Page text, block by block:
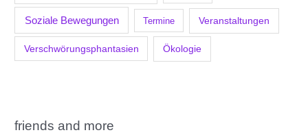
Soziale Bewegungen Termine Veranstaltungen
Verschwörungsphantasien Ökologie
friends and more